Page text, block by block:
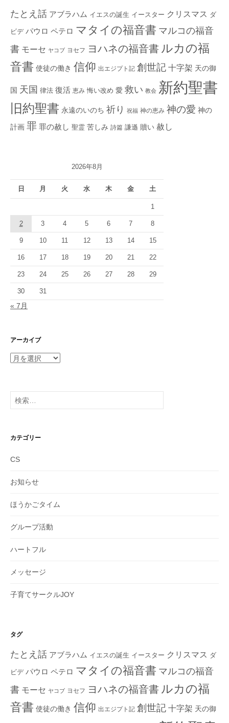
たとえ話 アブラハム イエスの誕生 イースター クリスマス ダ
ビデ パウロ ペテロ マタイの福音書 マルコの福音
書 モーセ ヤコブ ヨセフ ヨハネの福音書 ルカの福
音書 使徒の働き 信仰 出エジプト記 創世記 十字架 天の御
国 天国 律法 復活 恵み 悔い改め 愛 救い 教会 新約聖書
旧約聖書 永遠のいのち 祈り 祝福 神の恵み 神の愛 神の
計画 罪 罪の赦し 聖霊 苦しみ 詩篇 謙遜 贖い 赦し
2026年8月
日 月 火 水 木 金 土
1
2 3 4 5 6 7 8
9 10 11 12 13 14 15
16 17 18 19 20 21 22
23 24 25 26 27 28 29
30 31
« 7月
アーカイブ
ア
イ
ブ
検
索:
カテゴリー
CS
お知らせ
ほうかごタイム
グループ活動
ハートフル
メッセージ
子育てサークルJOY
タグ
たとえ話 アブラハム イエスの誕生 イースター クリスマス ダ
ビデ パウロ ペテロ マタイの福音書 マルコの福音
書 モーセ ヤコブ ヨセフ ヨハネの福音書 ルカの福
音書 使徒の働き 信仰 出エジプト記 創世記 十字架 天の御